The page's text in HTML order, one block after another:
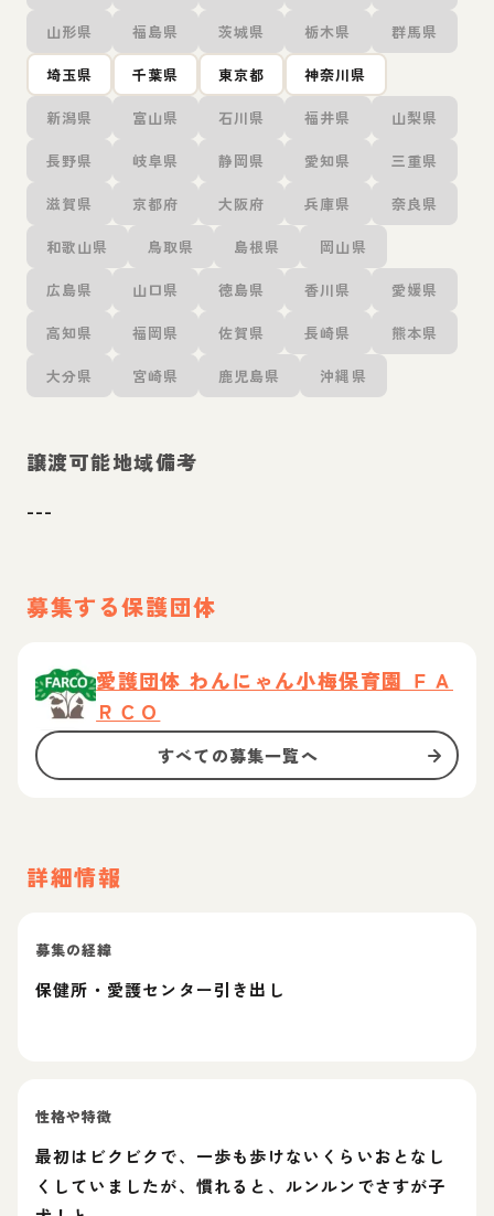
山形県 福島県 茨城県 栃木県 群馬県
埼玉県 千葉県 東京都 神奈川県
新潟県 富山県 石川県 福井県 山梨県
長野県 岐阜県 静岡県 愛知県 三重県
滋賀県 京都府 大阪府 兵庫県 奈良県
和歌山県 鳥取県 島根県 岡山県
広島県 山口県 徳島県 香川県 愛媛県
高知県 福岡県 佐賀県 長崎県 熊本県
大分県 宮崎県 鹿児島県 沖縄県
譲渡可能地域備考
---
募集する保護団体
愛護団体 わんにゃん小梅保育園 ＦＡ
ＲＣＯ
すべての募集一覧へ
詳細情報
募集の経緯
保健所・愛護センター引き出し
性格や特徴
最初はビクビクで、一歩も歩けないくらいおとなし
くしていましたが、慣れると、ルンルンでさすが子